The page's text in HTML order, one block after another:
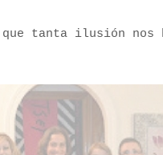
tanta ilusión nos